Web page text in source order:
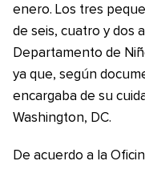
enero. Los tres
de seis, cuatro y dos
Departamento de
ya que, según
encargaba de su
Washington, DC.
De acuerdo a la